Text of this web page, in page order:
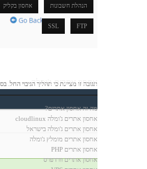
תגובה זו מציינת כי תהליך הגיבוי
הנהלת חשבונות אחסון בקליק
FTP
SSL
אחסון אתרים ג'ומלה
מה זה אחסון אתרים?
אחסון אתרים ג'ומלה cloudlinux
אחסון אתרים ג'ומלה בישראל
אחסון אתרים מומלץ ג'ומלה
אחסון אתרים PHP
אחסון אתרים וורדפרס